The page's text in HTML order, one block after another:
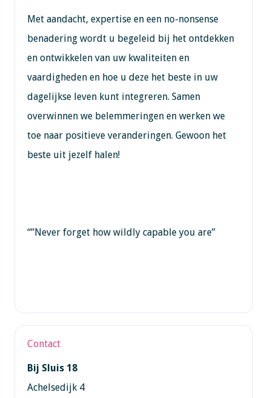
Met aandacht, expertise en een no-nonsense
benadering wordt u begeleid bij het ontdekken
en ontwikkelen van uw kwaliteiten en
vaardigheden en hoe u deze het beste in uw
dagelijkse leven kunt integreren. Samen
overwinnen we belemmeringen en werken we
toe naar positieve veranderingen. Gewoon het
beste uit jezelf halen!
“”Never forget how wildly capable you are”
Contact
Bij Sluis 18
Achelsedijk 4